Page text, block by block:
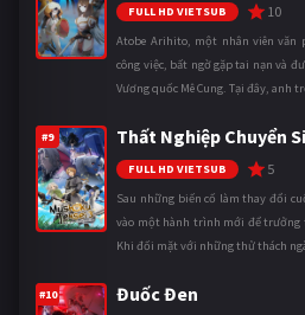
FULL HD VIETSUB 10
Atobe Arihito, một nhân viên văn
công việc, bất ngờ gặp tai nạn và
Vương quốc Mê Cung. Tại đây, anh
#9 Thất Nghiệp Chuyển
FULL HD VIETSUB 5
Sau những biến cố làm thay đổi
vào một hành trình mới để trưởng
Khi đối mặt với những thử thách
#10 Đuốc Đen